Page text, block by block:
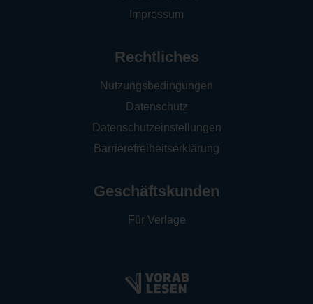
Impressum
Rechtliches
Nutzungsbedingungen
Datenschutz
Datenschutzeinstellungen
Barrierefreiheitserklärung
Geschäftskunden
Für Verlage